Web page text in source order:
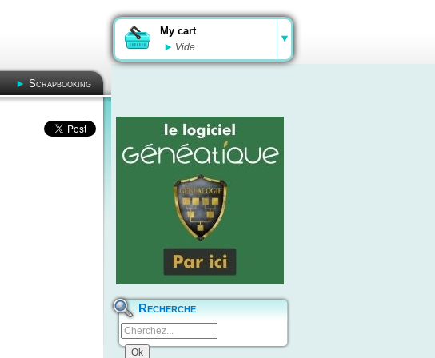
My cart
Vide
Scrapbooking
Recherche